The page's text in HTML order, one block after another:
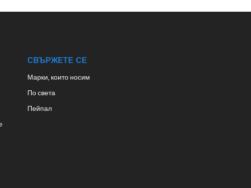
СВЪРЖЕТЕ СЕ
Марки, които носим
По света
Пейпал